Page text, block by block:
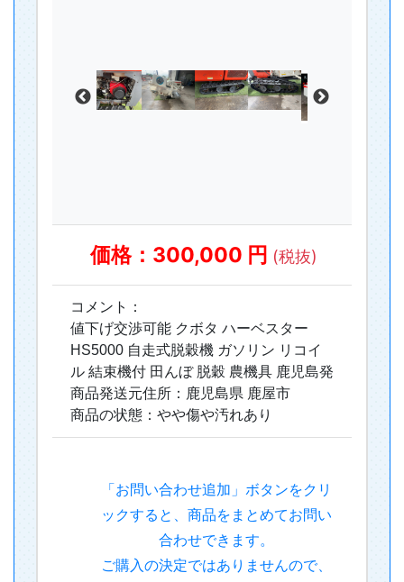
価格：300,000 円 (税抜)
コメント：
値下げ交渉可能 クボタ ハーベスター
HS5000 自走式脱穀機 ガソリン リコイ
ル 結束機付 田んぼ 脱穀 農機具 鹿児島発
商品発送元住所：鹿児島県 鹿屋市
商品の状態：やや傷や汚れあり
「お問い合わせ追加」ボタンをクリ
ックすると、商品をまとめてお問い
合わせできます。
ご購入の決定ではありませんので、